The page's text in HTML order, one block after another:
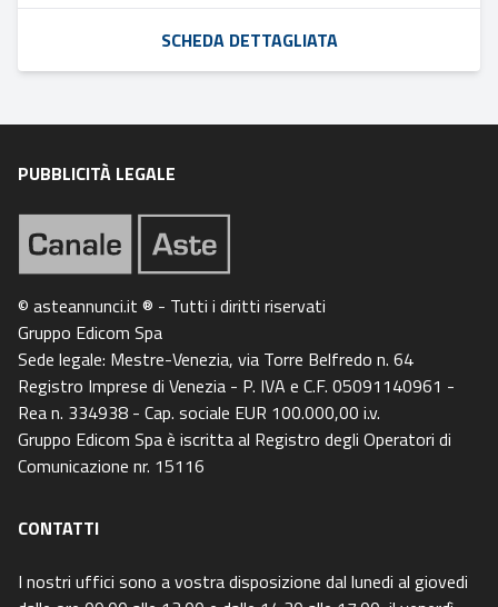
SCHEDA DETTAGLIATA
PUBBLICITÀ LEGALE
© asteannunci.it ® - Tutti i diritti riservati
Gruppo Edicom Spa
Sede legale: Mestre-Venezia, via Torre Belfredo n. 64
Registro Imprese di Venezia - P. IVA e C.F. 05091140961 -
Rea n. 334938 - Cap. sociale EUR 100.000,00 i.v.
Gruppo Edicom Spa è iscritta al Registro degli Operatori di
Comunicazione nr. 15116
CONTATTI
I nostri uffici sono a vostra disposizione dal lunedi al giovedi